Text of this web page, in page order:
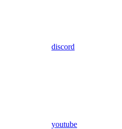
discord
youtube